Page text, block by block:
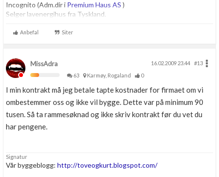
Incognito (Adm.dir i Premium Haus AS )
Selger lavenergihus fra Tyskland.
Anbefal Siter
MissAdra 16.02.2009 23.44
#13
63
Karmøy, Rogaland 0
I min kontrakt må jeg betale tapte kostnader for firmaet om vi
ombestemmer oss og ikke vil bygge. Dette var på minimum 90
tusen. Så ta rammesøknad og ikke skriv kontrakt før du vet du
har pengene.
Signatur
Vår byggeblogg: http://toveogkurt.blogspot.com/